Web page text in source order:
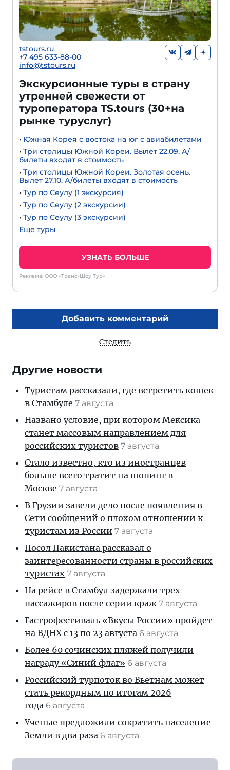
tstours.ru
+7 495 633-88-00
info@tstours.ru
Экскурсионные туры в страну
утренней свежести от
туроператора TS.tours (30+на
рынке туруслуг)
• Южная Корея с востока на юг с авиабилетами
• Три столицы Южной Кореи. Вылет 22.09. А/
билеты входят в стоимость
• Три столицы Южной Кореи. Золотая осень.
Вылет 27.10. А/билеты входят в стоимость
• Тур по Сеулу (1 экскурсия)
• Тур по Сеулу (2 экскурсии)
• Тур по Сеулу (3 экскурсии)
Еще туры
УЗНАТЬ БОЛЬШЕ
Реклама: ООО «Транс-Шоу Тур»
Добавить комментарий
Следить
Другие новости
Туристам рассказали, где встретить кошек
в Стамбуле 7 августа
Названо условие, при котором Мексика
станет массовым направлением для
российских туристов 7 августа
Стало известно, кто из иностранцев
больше всего тратит на шопинг в
Москве 7 августа
В Грузии завели дело после появления в
Сети сообщений о плохом отношении к
туристам из России 7 августа
Посол Пакистана рассказал о
заинтересованности страны в российских
туристах 7 августа
На рейсе в Стамбул задержали трех
пассажиров после серии краж 7 августа
Гастрофестиваль «Вкусы России» пройдет
на ВДНХ с 13 по 23 августа 6 августа
Более 60 сочинских пляжей получили
награду «Синий флаг» 6 августа
Российский турпоток во Вьетнам может
стать рекордным по итогам 2026
года 6 августа
Ученые предложили сократить население
Земли в два раза 6 августа